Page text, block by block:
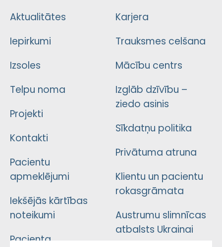
Aktualitātes
Iepirkumi
Izsoles
Telpu noma
Projekti
Kontakti
Pacientu
apmeklējumi
Iekšējās kārtības
noteikumi
Pacienta
Karjera
Trauksmes celšana
Mācību centrs
Izglāb dzīvību –
ziedo asinis
Sīkdatņu politika
Privātuma atruna
Klientu un pacientu
rokasgrāmata
Austrumu slimnīcas
atbalsts Ukrainai